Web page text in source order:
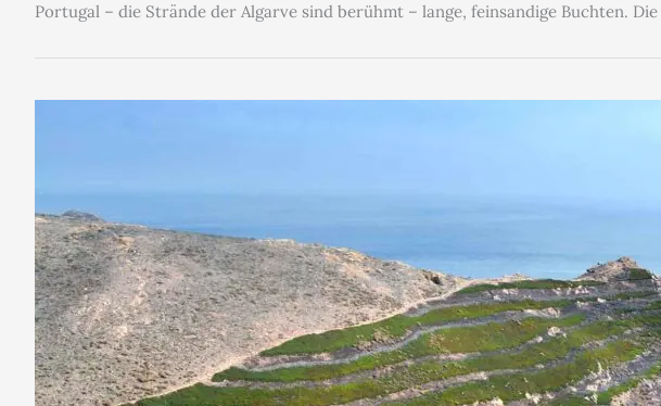
Portugal – die Strände der Algarve sind berühmt – lange, feinsandige Buchten.